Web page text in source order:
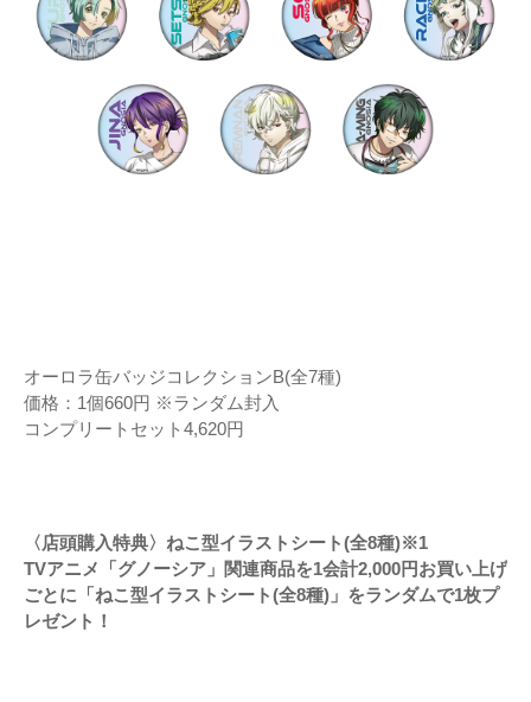
オーロラ缶バッジコレクションB(全7種)
価格：1個660円 ※ランダム封入
コンプリートセット4,620円
〈店頭購入特典〉ねこ型イラストシート(全8種)※1
TVアニメ「グノーシア」関連商品を1会計2,000円お買い上げ
ごとに「ねこ型イラストシート(全8種)」をランダムで1枚プ
レゼント！